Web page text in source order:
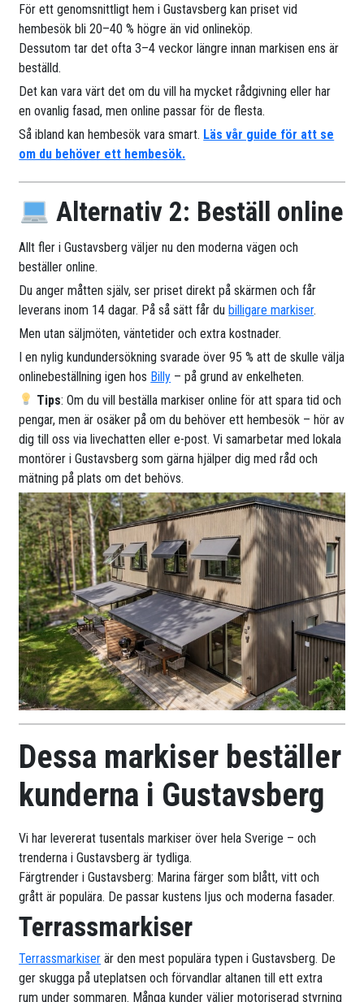
För ett genomsnittligt hem i Gustavsberg kan priset vid
hembesök bli 20–40 % högre än vid onlineköp.
Dessutom tar det ofta 3–4 veckor längre innan markisen ens är
beställd.
Det kan vara värt det om du vill ha mycket rådgivning eller har
en ovanlig fasad, men online passar för de flesta.
Så ibland kan hembesök vara smart. Läs vår guide för att se
om du behöver ett hembesök.
Alternativ 2: Beställ online
Allt fler i Gustavsberg väljer nu den moderna vägen och
beställer online.
Du anger måtten själv, ser priset direkt på skärmen och får
leverans inom 14 dagar. På så sätt får dubilligare markiser.
Men utan säljmöten, väntetider och extra kostnader.
I en nylig kundundersökning svarade över 95 % att de skulle välja
onlinebeställning igen hos Billy – på grund av enkelheten.
Tips: Om du vill beställa markiser online för att spara tid och
pengar, men är osäker på om du behöver ett hembesök – hör av
dig till oss via livechatten eller e-post. Vi samarbetar med lokala
montörer i Gustavsberg som gärna hjälper dig med råd och
mätning på plats om det behövs.
Dessa markiser beställer
kunderna i Gustavsberg
Vi har levererat tusentals markiser över hela Sverige – och
trenderna i Gustavsberg är tydliga.
Färgtrender i Gustavsberg: Marina färger som blått, vitt och
grått är populära. De passar kustens ljus och moderna fasader.
Terrassmarkiser
Terrassmarkiser är den mest populära typen i Gustavsberg. De
ger skugga på uteplatsen och förvandlar altanen till ett extra
rum under sommaren. Många kunder väljer motoriserad styrning